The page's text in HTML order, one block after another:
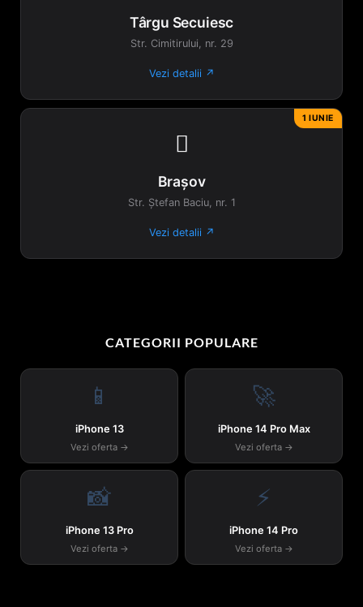
Târgu Secuiesc
Str. Cimitirului, nr. 29
Vezi detalii ↗
1 IUNIE

Brașov
Str. Ștefan Baciu, nr. 1
Vezi detalii ↗
CATEGORII POPULARE
📱
iPhone 13
Vezi oferta →
🚀
iPhone 14 Pro Max
Vezi oferta →
📸
iPhone 13 Pro
Vezi oferta →
⚡
iPhone 14 Pro
Vezi oferta →